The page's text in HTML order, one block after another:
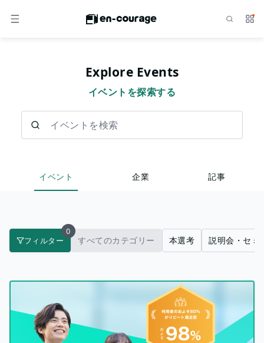
メニュー サ
Explore Events
イベントを探索する
イベント 企業 記事
フィルター
0
すべてのカテゴリー 本選考 説明会・セミ